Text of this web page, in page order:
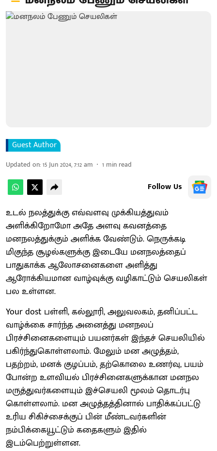
Guest Author
Updated on:15 Jun 2024, 7:12 am 1 min read
Follow Us
உடல் நலத்துக்கு எவ்வளவு முக்கியத்துவம்
அளிக்கிறோமோ அதே அளவு கவனத்தை
மனநலத்துக்கும் அளிக்க வேண்டும். நெருக்கடி
மிகுந்த சூழல்களுக்கு இடையே மனநலத்தைப்
பாதுகாக்க ஆலோசனைகளை அளித்து
ஆரோக்கியமான வாழ்வுக்கு வழிகாட்டும் செயலிகள்
பல உள்ளன.
Your dost பள்ளி, கல்லூரி, அலுவலகம், தனிப்பட்ட
வாழ்க்கை சார்ந்த அனைத்து மனநலப்
பிரச்சினைகளையும் பயனர்கள் இந்தச் செயலியில்
பகிர்ந்துகொள்ளலாம். மேலும் மன அழுத்தம்,
பதற்றம், மனக் குழப்பம், தற்கொலை உணர்வு, பயம்
போன்ற உளவியல் பிரச்சினைகளுக்கான மனநல
மருத்துவர்களையும் இச்செயலி மூலம் தொடர்பு
கொள்ளலாம். மன அழுத்தத்தினால் பாதிக்கப்பட்டு
உரிய சிகிச்சைக்குப் பின் மீண்டவர்களின்
நம்பிக்கையூட்டும் கதைகளும் இதில்
இடம்பெற்றுள்ளன.